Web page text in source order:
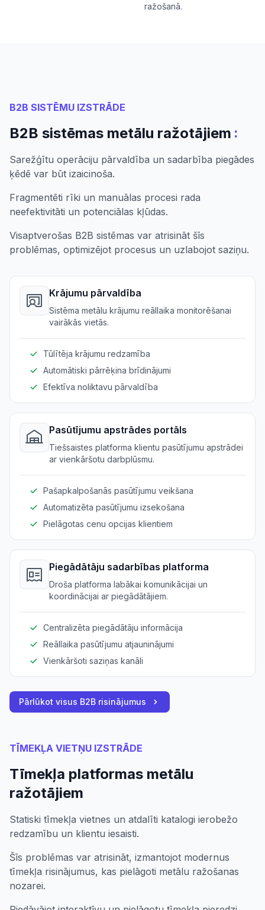
ražošanā.
B2B SISTĒMU IZSTRĀDE
B2B sistēmas metālu ražotājiem :
Sarežģītu operāciju pārvaldība un sadarbība piegādes
ķēdē var būt izaicinoša.
Fragmentēti rīki un manuālas procesi rada
neefektivitāti un potenciālas kļūdas.
Visaptverošas B2B sistēmas var atrisināt šīs
problēmas, optimizējot procesus un uzlabojot saziņu.
Krājumu pārvaldība
Sistēma metālu krājumu reāllaika monitorēšanai
vairākās vietās.
Tūlītēja krājumu redzamība
Automātiski pārrēķina brīdinājumi
Efektīva noliktavu pārvaldība
Pasūtījumu apstrādes portāls
Tiešsaistes platforma klientu pasūtījumu apstrādei
ar vienkāršotu darbplūsmu.
Pašapkalpošanās pasūtījumu veikšana
Automatizēta pasūtījumu izsekošana
Pielāgotas cenu opcijas klientiem
Piegādātāju sadarbības platforma
Droša platforma labākai komunikācijai un
koordinācijai ar piegādātājiem.
Centralizēta piegādātāju informācija
Reāllaika pasūtījumu atjauninājumi
Vienkāršoti saziņas kanāli
Pārlūkot visus B2B risinājumus
TĪMEKĻA VIETŅU IZSTRĀDE
Tīmekļa platformas metālu
ražotājiem
Statiski tīmekļa vietnes un atdalīti katalogi ierobežo
redzamību un klientu iesaisti.
Šīs problēmas var atrisināt, izmantojot modernus
tīmekļa risinājumus, kas pielāgoti metālu ražošanas
nozarei.